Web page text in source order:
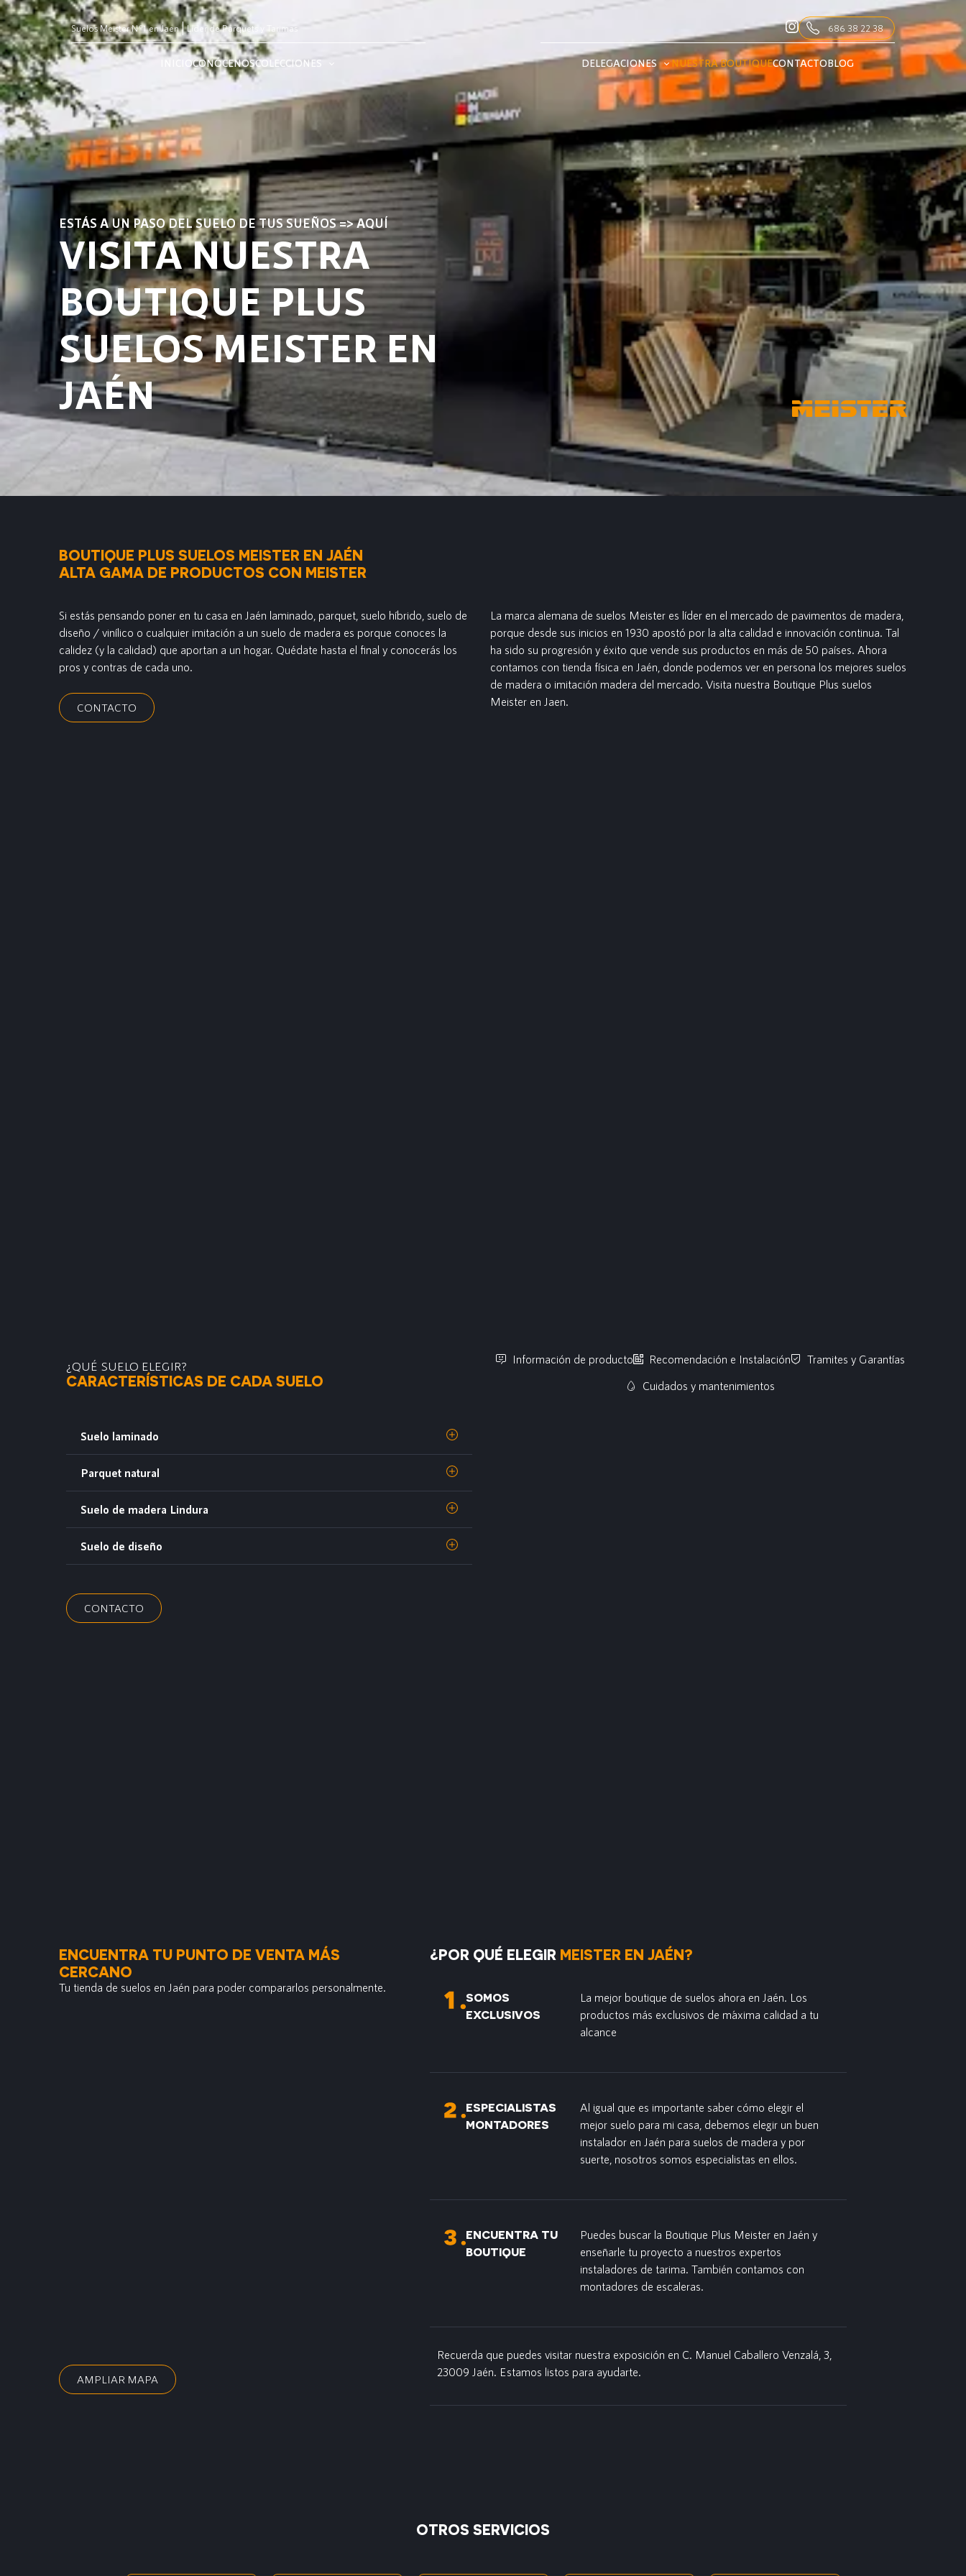
Suelos Meister Nº1 en Jaen Lider de Parquets y Tarimas
INICIOCONÓCENOSCOLECCIONES
686 38 22 38
DELEGACIONES NUESTRA BOUTIQUECONTACTOBLOG
ESTÁS A UN PASO DEL SUELO DE TUS SUEÑOS => AQUÍ
VISITA NUESTRA
BOUTIQUE PLUS
SUELOS MEISTER EN
JAÉN
BOUTIQUE PLUS SUELOS MEISTER EN JAÉN
ALTA GAMA DE PRODUCTOS CON MEISTER
Si estás pensando poner en tu casa en Jaén laminado, parquet, suelo híbrido, suelo de
diseño / vinílico o cualquier imitación a un suelo de madera es porque conoces la
calidez (y la calidad) que aportan a un hogar. Quédate hasta el final y conocerás los
pros y contras de cada uno.
CONTACTO
La marca alemana de suelos Meister es líder en el mercado de pavimentos de madera,
porque desde sus inicios en 1930 apostó por la alta calidad e innovación continua. Tal
ha sido su progresión y éxito que vende sus productos en más de 50 países. Ahora
contamos con tienda física en Jaén, donde podemos ver en persona los mejores suelos
de madera o imitación madera del mercado. Visita nuestra Boutique Plus suelos
Meister en Jaen.
¿QUÉ SUELO ELEGIR?
CARACTERÍSTICAS DE CADA SUELO
Suelo laminado
Parquet natural
Suelo de madera Lindura
Suelo de diseño
CONTACTO
Información de producto Recomendación e Instalación
Tramites y Garantías
Cuidados y mantenimientos
ENCUENTRA TU PUNTO DE VENTA MÁS
CERCANO
Tu tienda de suelos en Jaén para poder compararlos personalmente.
AMPLIAR MAPA
¿POR QUÉ ELEGIR MEISTER EN JAÉN?
SOMOS
EXCLUSIVOS
La mejor boutique de suelos ahora en Jaén. Los
productos más exclusivos de m´axima calidad a tu
alcance
ESPECIALISTAS
MONTADORES
Al igual que es importante saber cómo elegir el
mejor suelo para mi casa, debemos elegir un buen
instalador en Jaén para suelos de madera y por
suerte, nosotros somos especialistas en ellos.
ENCUENTRA TU
BOUTIQUE
Puedes buscar la Boutique Plus Meister en Jaén y
enseñarle tu proyecto a nuestros expertos
instaladores de tarima. También contamos con
montadores de escaleras.
Recuerda que puedes visitar nuestra exposición en C. Manuel Caballero Venzalá, 3,
23009 Jaén. Estamos listos para ayudarte.
OTROS SERVICIOS